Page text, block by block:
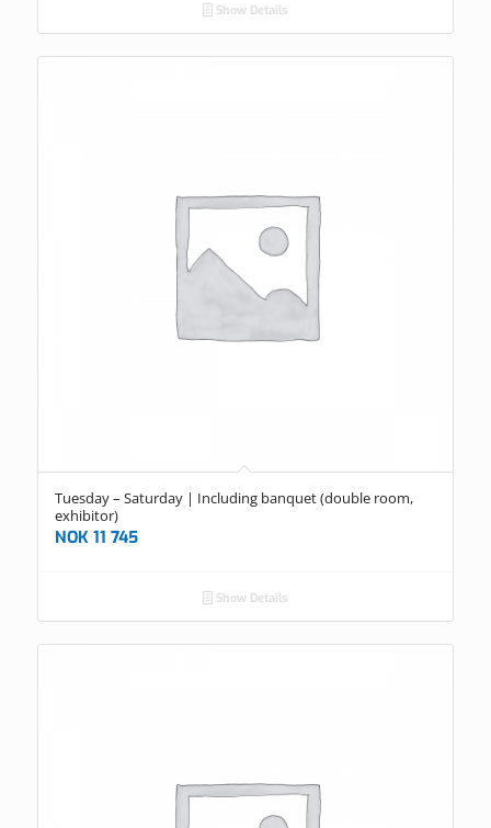
Show Details
Tuesday – Saturday | Including banquet (double room,
exhibitor)
NOK11 745
Show Details